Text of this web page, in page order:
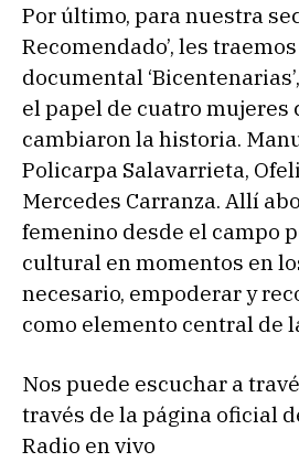
Por último, para nuestra
Recomendado’, les
documental
el papel de cuatro mujeres
cambiaron la historia.
Policarpa Salavarrieta,
Mercedes Carranza. Allí
femenino desde el campo
cultural en momentos en
necesario, empoderar y
como elemento central de
Nos puede escuchar a
través de la página oficial
Radio en vivo